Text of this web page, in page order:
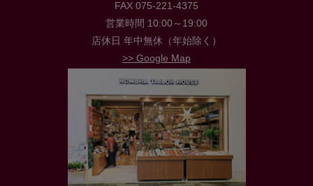
FAX 075-221-4375
営業時間 10:00～19:00
店休日 年中無休（年始除く）
>> Google Map